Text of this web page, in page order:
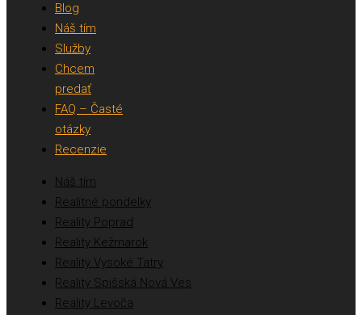
Blog
Náš tím
Služby
Chcem
predať
FAQ – Časté
otázky
Recenzie
Náš tím
Realitné pondelky
Reality Poprad
Reality Kežmarok
Reality Vysoké Tatry
Reality Spišská Nová Ves
Reality Levoča